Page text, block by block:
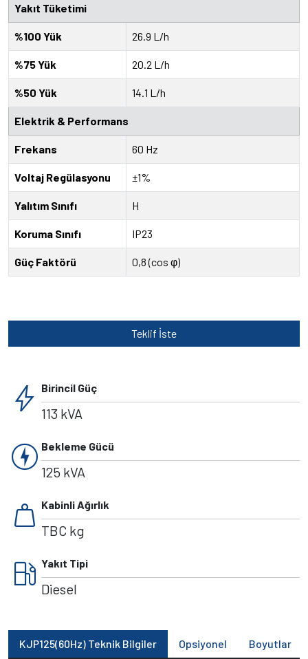
Yakıt Tüketimi
%100 Yük 26.9 L/h
%75 Yük 20.2 L/h
%50 Yük 14.1 L/h
Elektrik & Performans
Frekans 60 Hz
Voltaj Regülasyonu ±1%
Yalıtım Sınıfı H
Koruma Sınıfı IP23
Güç Faktörü 0,8 (cos φ)
Teklif İste
bolt Birincil Güç
113 kVA
charger Bekleme Gücü
125 kVA
weight Kabinli Ağırlık
TBC kg
local_gas_station Yakıt Tipi
Diesel
KJP125(60Hz) Teknik Bilgiler Opsiyonel Boyutlar